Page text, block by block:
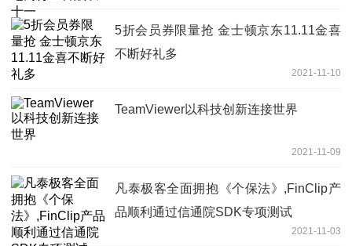
5折会员券限量抢 金士顿京东11.11金喜
不断好礼多
2021-11-10
TeamViewer以科技创新连接世界
2021-11-09
凡泰极客全面拥抱《个保法》,FinClip产
品顺利通过信通院SDK专项测试
2021-11-03